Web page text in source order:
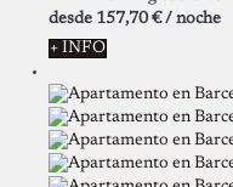
desde 157,70 € / noche
+ INFO